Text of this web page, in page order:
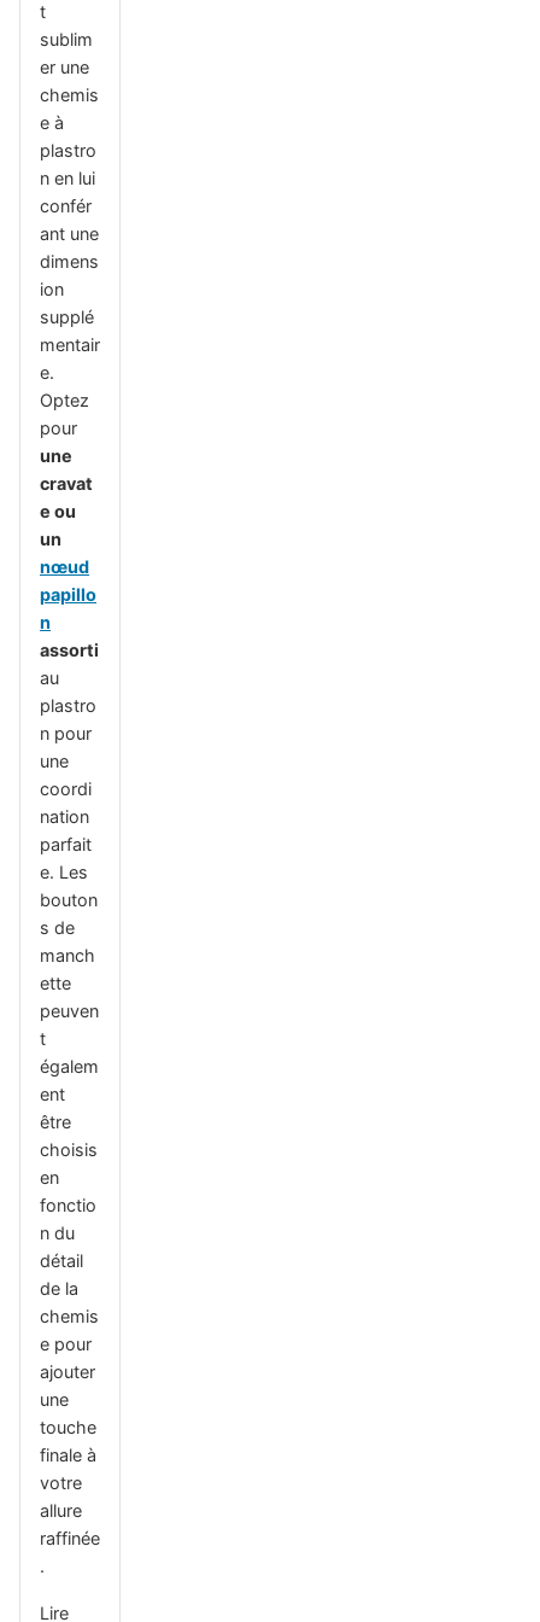
t
sublim
er une
chemis
e à
plastro
n en lui
confér
ant une
dimens
ion
supplé
mentair
e.
Optez
pour
une
cravat
e ou
un
nœud
papillo
n
assorti
au
plastro
n pour
une
coordi
nation
parfait
e. Les
bouton
s de
manch
ette
peuven
t
égalem
ent
être
choisis
en
fonctio
n du
détail
de la
chemis
e pour
ajouter
une
touche
finale à
votre
allure
raffinée
.
Lire